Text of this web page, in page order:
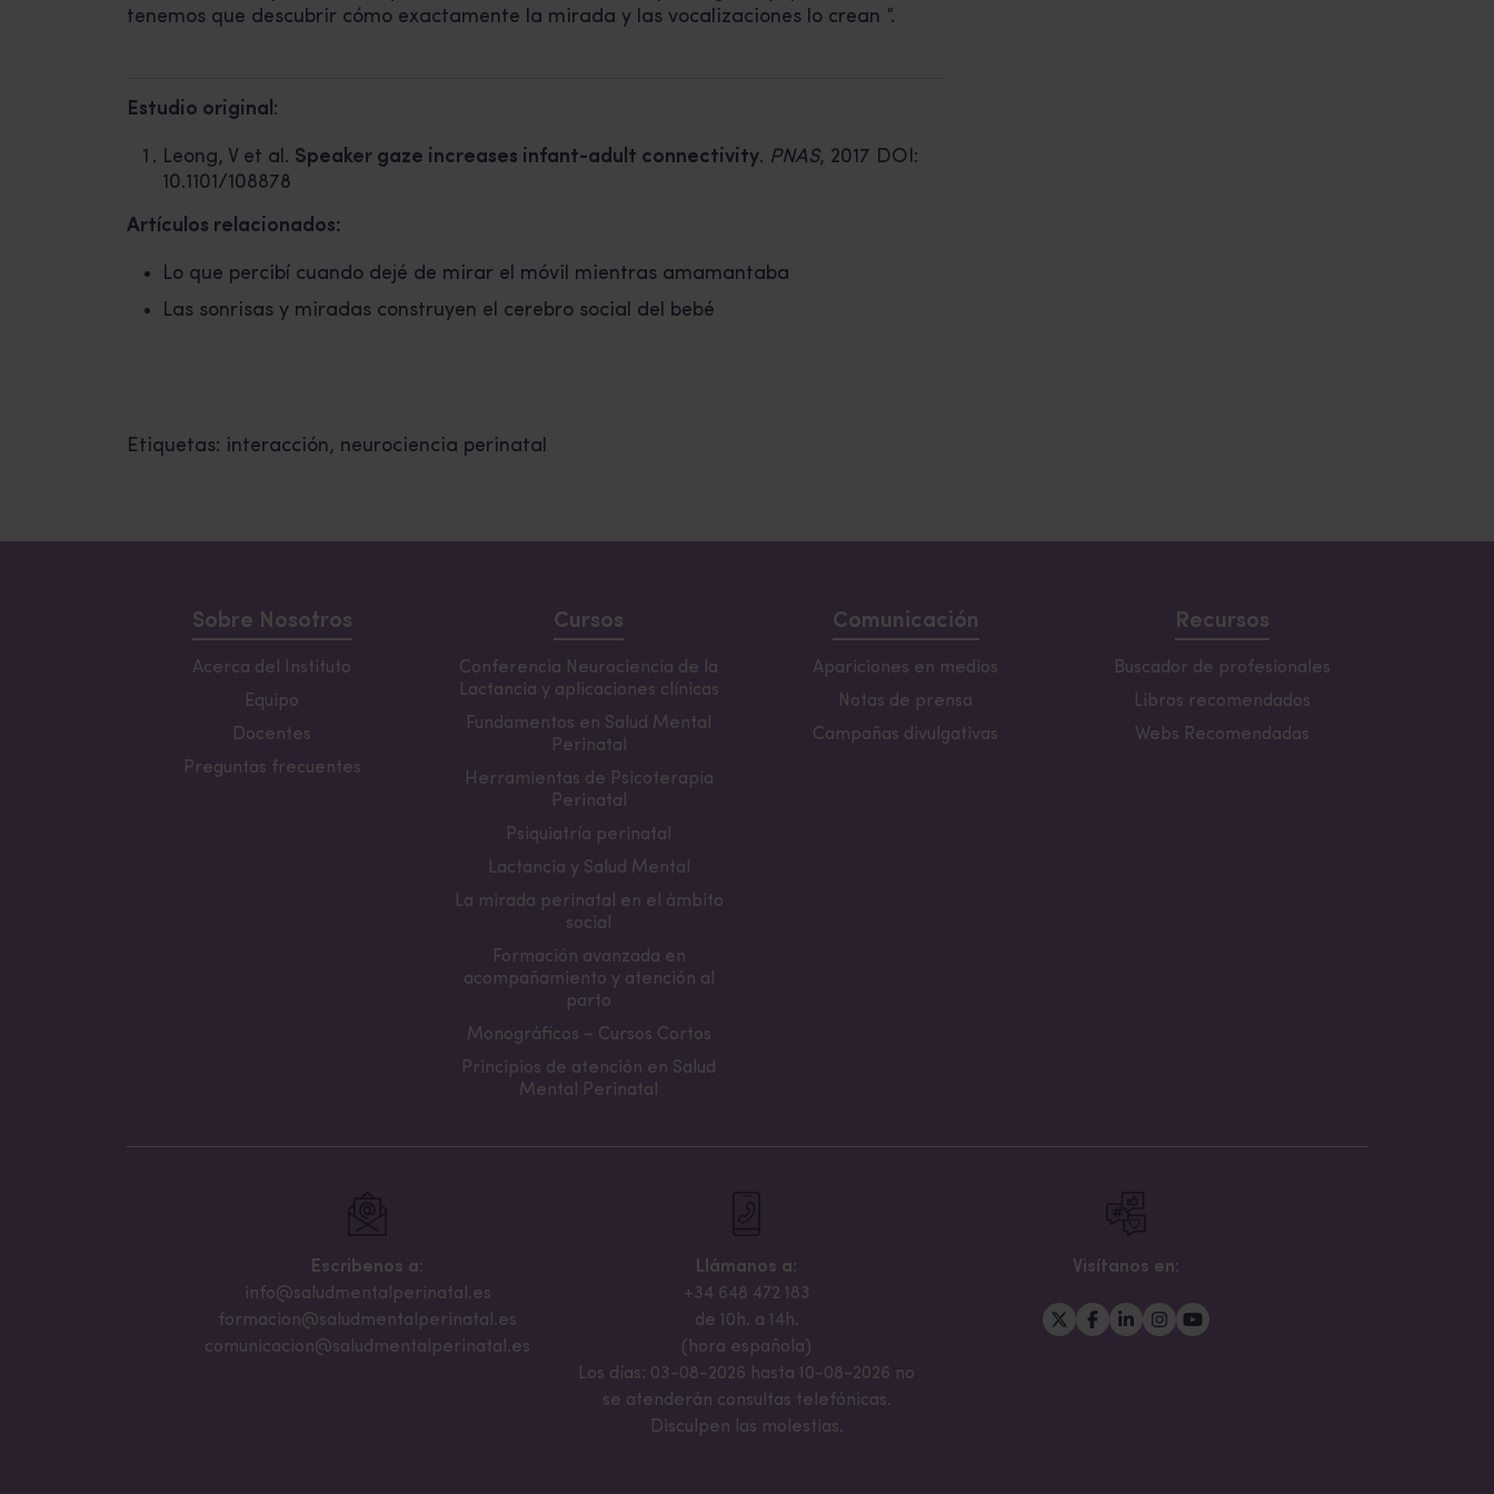
tenemos que descubrir cómo exactamente la mirada y las vocalizaciones lo crean “.
Estudio original:
Leong, V et al. Speaker gaze increases infant-adult connectivity. PNAS, 2017 DOI:
10.1101/108878
Artículos relacionados:
Lo que percibí cuando dejé de mirar el móvil mientras amamantaba
Las sonrisas y miradas construyen el cerebro social del bebé
Etiquetas: interacción, neurociencia perinatal
Sobre Nosotros
Acerca del Instituto
Equipo
Docentes
Preguntas frecuentes
Cursos
Conferencia Neurociencia de la
Lactancia y aplicaciones clínicas
Fundamentos en Salud Mental
Perinatal
Herramientas de Psicoterapia
Perinatal
Psiquiatría perinatal
Lactancia y Salud Mental
La mirada perinatal en el ámbito
social
Formación avanzada en
acompañamiento y atención al
parto
Monográficos – Cursos Cortos
Principios de atención en Salud
Mental Perinatal
Comunicación
Apariciones en medios
Notas de prensa
Campañas divulgativas
Recursos
Buscador de profesionales
Libros recomendados
Webs Recomendadas
Escribenos a:
info@saludmentalperinatal.es
formacion@saludmentalperinatal.es
comunicacion@saludmentalperinatal.es
Llámanos a:
+34 648 472 183
de 10h. a 14h.
(hora española)
Los días: 03-08-2026 hasta 10-08-2026 no
se atenderán consultas telefónicas.
Disculpen las molestias.
Visítanos en: